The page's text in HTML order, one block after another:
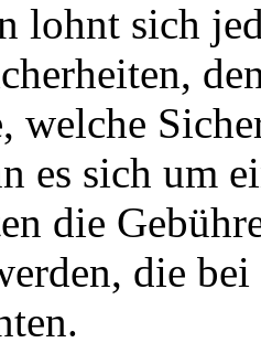
lohnt sich
welche
es sich um
die
die